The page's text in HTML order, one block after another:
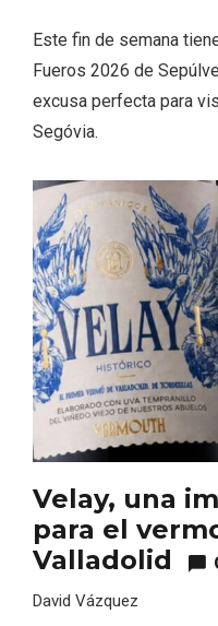
Este fin de semana
Fueros 2026 de
excusa perfecta para
Segóvia.
Velay, una
para el
Valladolid
David Vázquez
Velay, una
vermouth de
El Espinar, un